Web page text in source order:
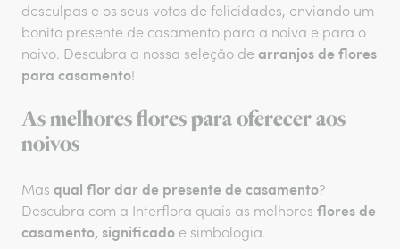
desculpas e os seus votos de felicidades, enviando um
bonito presente de casamento para a noiva e para o
noivo. Descubra a nossa seleção de arranjos de flores
para casamento!
As melhores flores para oferecer aos
noivos
Mas qual flor dar de presente de casamento?
Descubra com a Interflora quais as melhores flores de
casamento, significado e simbologia.